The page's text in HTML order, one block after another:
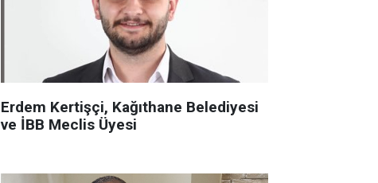
Erdem Kertişçi, Kağıthane Belediyesi
ve İBB Meclis Üyesi